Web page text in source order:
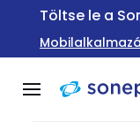
Ugrás aTöltse le a